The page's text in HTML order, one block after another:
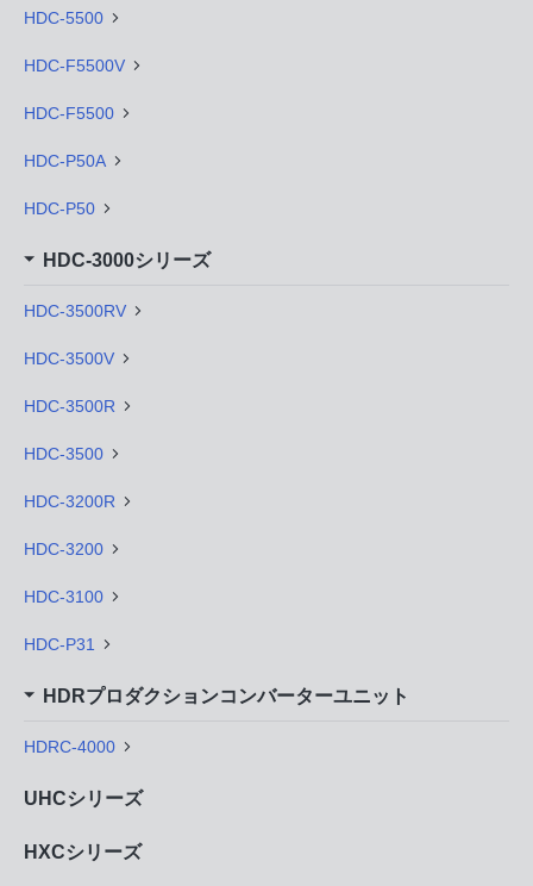
HDC-5500
HDC-F5500V
HDC-F5500
HDC-P50A
HDC-P50
HDC-3000シリーズ
HDC-3500RV
HDC-3500V
HDC-3500R
HDC-3500
HDC-3200R
HDC-3200
HDC-3100
HDC-P31
HDRプロダクションコンバーターユニット
HDRC-4000
UHCシリーズ
HXCシリーズ